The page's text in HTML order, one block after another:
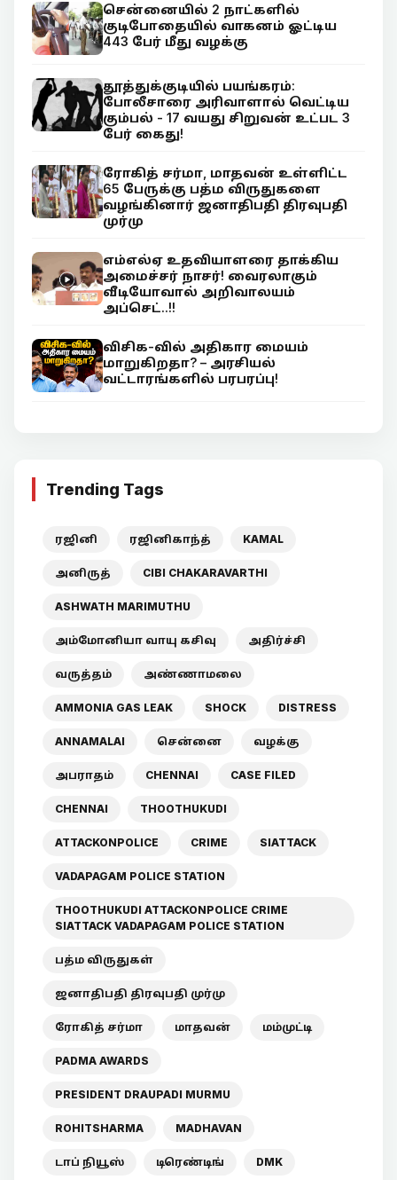
சென்னையில் 2 நாட்களில்
குடிபோதையில் வாகனம் ஓட்டிய
443 பேர் மீது வழக்கு
தூத்துக்குடியில் பயங்கரம்:
போலீசாரை அரிவாளால் வெட்டிய
கும்பல் - 17 வயது சிறுவன் உட்பட 3
பேர் கைது!
ரோகித் சர்மா, மாதவன் உள்ளிட்ட
65 பேருக்கு பத்ம விருதுகளை
வழங்கினார் ஜனாதிபதி திரவுபதி
முர்மு
எம்எல்ஏ உதவியாளரை தாக்கிய
அமைச்சர் நாசர்! வைரலாகும்
வீடியோவால் அறிவாலயம்
அப்செட்..!!
விசிக-வில் அதிகார மையம்
மாறுகிறதா? – அரசியல்
வட்டாரங்களில் பரபரப்பு!
Trending Tags
ரஜினி ரஜினிகாந்த் KAMAL
அனிருத் CIBI CHAKARAVARTHI
ASHWATH MARIMUTHU
அம்மோனியா வாயு கசிவு அதிர்ச்சி
வருத்தம் அண்ணாமலை
AMMONIA GAS LEAK SHOCK DISTRESS
ANNAMALAI சென்னை வழக்கு
அபராதம் CHENNAI CASE FILED
CHENNAI THOOTHUKUDI
ATTACKONPOLICE CRIME SIATTACK
VADAPAGAM POLICE STATION
THOOTHUKUDI ATTACKONPOLICE CRIME
SIATTACK VADAPAGAM POLICE STATION
பத்ம விருதுகள்
ஜனாதிபதி திரவுபதி முர்மு
ரோகித் சர்மா மாதவன் மம்முட்டி
PADMA AWARDS
PRESIDENT DRAUPADI MURMU
ROHITSHARMA MADHAVAN
டாப் நியூஸ் டிரெண்டிங் DMK